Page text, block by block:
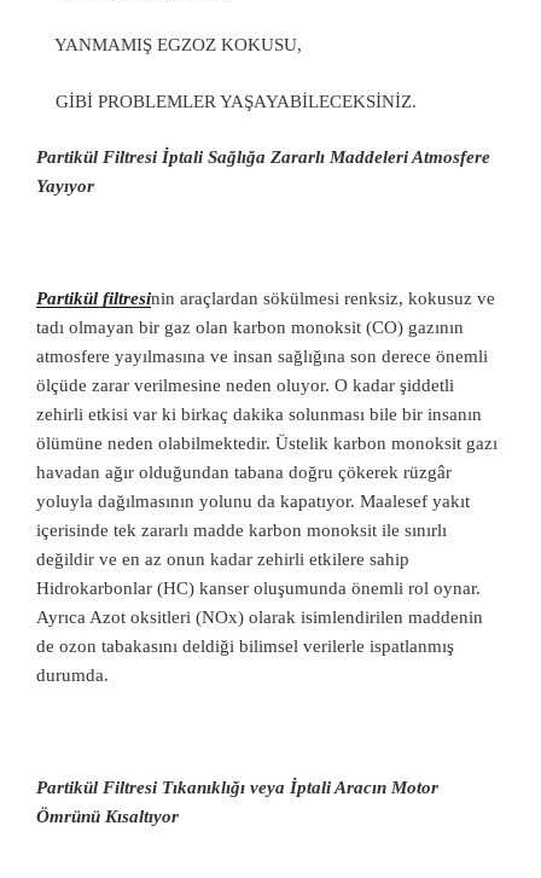
YANMAMIŞ EGZOZ KOKUSU,
GİBİ PROBLEMLER YAŞAYABİLECEKSİNİZ.
Partikül Filtresi İptali Sağlığa Zararlı Maddeleri Atmosfere
Yayıyor
Partikül filtresinin araçlardan sökülmesi renksiz, kokusuz ve
tadı olmayan bir gaz olan karbon monoksit (CO) gazının
atmosfere yayılmasına ve insan sağlığına son derece önemli
ölçüde zarar verilmesine neden oluyor. O kadar şiddetli
zehirli etkisi var ki birkaç dakika solunması bile bir insanın
ölümüne neden olabilmektedir. Üstelik karbon monoksit gazı
havadan ağır olduğundan tabana doğru çökerek rüzgâr
yoluyla dağılmasının yolunu da kapatıyor. Maalesef yakıt
içerisinde tek zararlı madde karbon monoksit ile sınırlı
değildir ve en az onun kadar zehirli etkilere sahip
Hidrokarbonlar (HC) kanser oluşumunda önemli rol oynar.
Ayrıca Azot oksitleri (NOx) olarak isimlendirilen maddenin
de ozon tabakasını deldiği bilimsel verilerle ispatlanmış
durumda.
Partikül Filtresi Tıkanıklığı veya İptali Aracın Motor
Ömrünü Kısaltıyor